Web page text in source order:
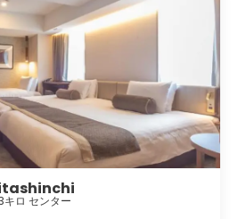
並ぶ賑やかな道頓堀に向かいましょ
べき美しい場所もいくつかありま
地よい森、印象的な滝、ハイキング
パがあります。大阪は、歴史的、文
の日本の大都市のすべての楽しみを
3番目に大きい都市は刺激的な雰囲気
的な都市のいくつかとの素晴らしいつ
キロ センター